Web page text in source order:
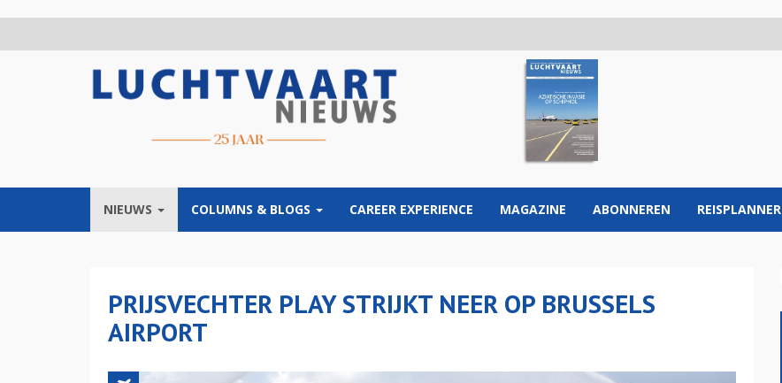
NIEUWS COLUMNS & BLOGS CAREER EXPERIENCE MAGAZINE ABONNEREN REISPLANNER
PRIJSVECHTER PLAY STRIJKT NEER OP BRUSSELS
AIRPORT